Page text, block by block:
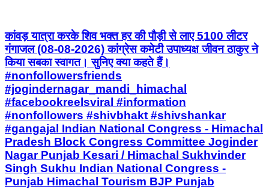
कांवड़ यात्रा करके शिव भक्त हर की पौड़ी से लाए 5100 लीटर
गंगाजल (08-08-2026) कांग्रेस कमेटी उपाध्यक्ष जीवन ठाकुर ने
किया सबका स्वागत। सुनिए क्या कहते हैं।
#nonfollowersfriends
#jogindernagar_mandi_himachal
#facebookreelsviral #information
#nonfollowers #shivbhakt #shivshankar
#gangajal Indian National Congress - Himachal
Pradesh Block Congress Committee Joginder
Nagar Punjab Kesari / Himachal Sukhvinder
Singh Sukhu Indian National Congress -
Punjab Himachal Tourism BJP Punjab